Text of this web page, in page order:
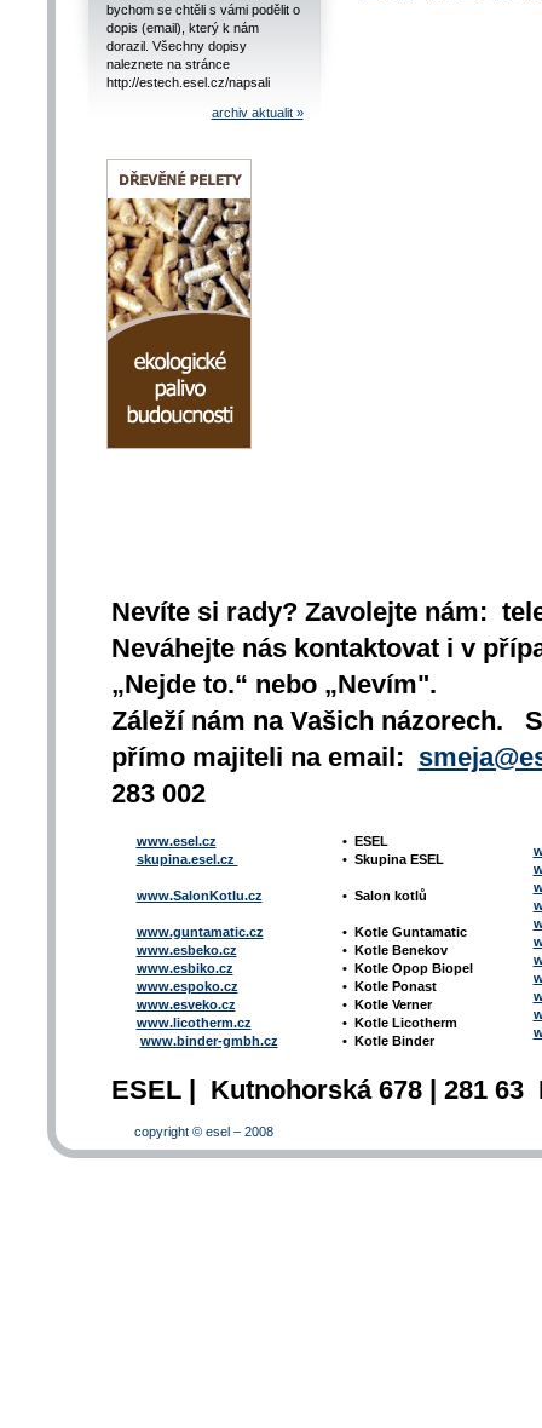
bychom se chtěli s vámi podělit o
dopis (email), který k nám
dorazil. Všechny dopisy
naleznete na stránce
http://estech.esel.cz/napsali
archiv aktualit »
Nevíte si rady? Zavolejte nám:
Neváhejte nás kontaktovat i v
„Nejde to.“ nebo „Nevím".
Záleží nám na Vašich názorech.
přímo majiteli na email:
283 002
www.esel.cz
skupina.esel.cz
www.SalonKotlu.cz
www.guntamatic.cz
www.esbeko.cz
www.esbiko.cz
www.espoko.cz
www.esveko.cz
www.licotherm.cz
www.binder-gmbh.cz
• ESEL
• Skupina ESEL
• Salon kotlů
• Kotle Guntamatic
• Kotle Benekov
• Kotle Opop Biopel
• Kotle Ponast
• Kotle Verner
• Kotle Licotherm
• Kotle Binder
ESEL | Kutnohorská 678 | 281
copyright © esel – 2008